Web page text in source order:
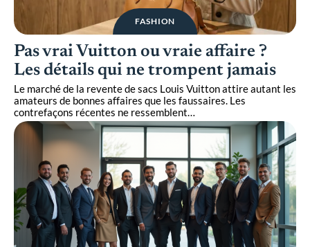
FASHION
Pas vrai Vuitton ou vraie affaire ?
Les détails qui ne trompent jamais
Le marché de la revente de sacs Louis Vuitton attire autant les
amateurs de bonnes affaires que les faussaires. Les
contrefaçons récentes ne ressemblent…